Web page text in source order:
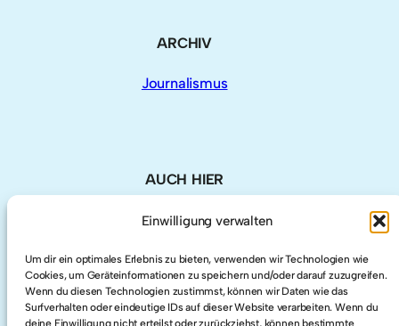
Einwilligung verwalten
Um dir ein optimales Erlebnis zu bieten, verwenden wir Technologien wie
Cookies, um Geräteinformationen zu speichern und/oder darauf zuzugreifen.
Wenn du diesen Technologien zustimmst, können wir Daten wie das
Surfverhalten oder eindeutige IDs auf dieser Website verarbeiten. Wenn du
deine Einwilligung nicht erteilst oder zurückziehst, können bestimmte
ARCHIV
Journalismus
AUCH HIER
LinkedIn
Twitter